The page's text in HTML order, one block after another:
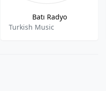
Batı Radyo
Turkish Music